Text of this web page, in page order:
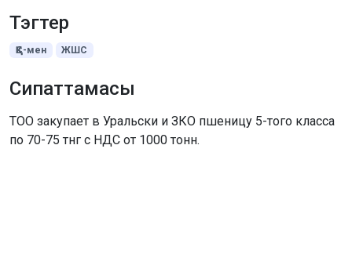
Тэгтер
ҚҚС-мен ЖШС
Сипаттамасы
ТОО закупает в Уральски и ЗКО пшеницу 5-того класса
по 70-75 тнг с НДС от 1000 тонн.